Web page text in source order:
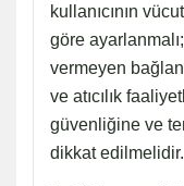
kullanıcının
göre
vermeyen
ve atıcılık
güvenliğine ve
dikkat edilmelidir.